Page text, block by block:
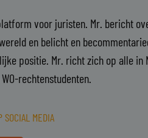
voor juristen. Mr. bericht
en belicht en
positie. Mr. richt zich op alle in
rechtenstudenten.
SOCIAL MEDIA